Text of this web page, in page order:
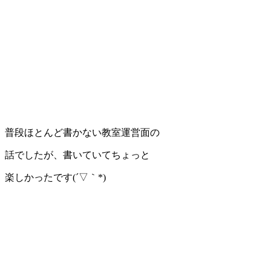
普段ほとんど書かない教室運営面の
話でしたが、書いていてちょっと
楽しかったです(´▽｀*)